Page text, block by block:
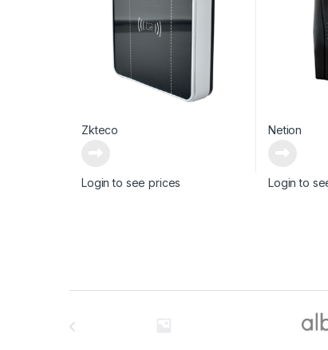
Zkteco
Login to see prices
Netion
Login to